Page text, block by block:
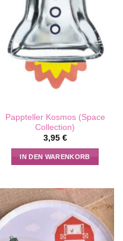
Pappteller Kosmos (Space
Collection)
3,95 €
IN DEN WARENKORB